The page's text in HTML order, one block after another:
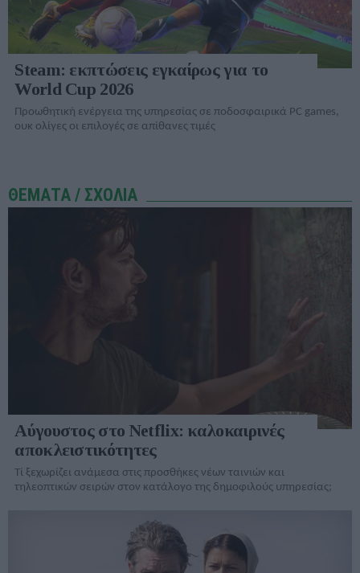
Steam: εκπτώσεις εγκαίρως για το
World Cup 2026
Προωθητική ενέργεια της υπηρεσίας σε ποδοσφαιρικά PC games,
ουκ ολίγες οι επιλογές σε απίθανες τιμές
ΘΕΜΑΤΑ / ΣΧΟΛΙΑ
Αύγουστος στο Netflix: καλοκαιρινές
αποκλειστικότητες
Τί ξεχωρίζει ανάμεσα στις προσθήκες νέων ταινιών και
τηλεοπτικών σειρών στον κατάλογo της δημοφιλούς υπηρεσίας;